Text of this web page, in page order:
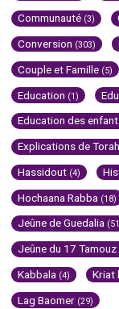
Communauté (3)
Conversion (303)
Couple et Famille (5)
Education (1)
Education des
Explications de Torah
Hassidout (4)
Hochaana Rabba (18)
Jeûne de Guedalia
Jeûne du 17 Tamouz
Kabbala (4) Kriat
Lag Baomer (29)